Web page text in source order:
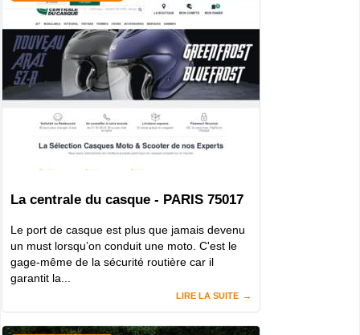
La centrale du casque - PARIS 75017
Le port de casque est plus que jamais devenu
un must lorsqu’on conduit une moto. C'est le
gage-même de la sécurité routière car il
garantit la...
LIRE LA SUITE